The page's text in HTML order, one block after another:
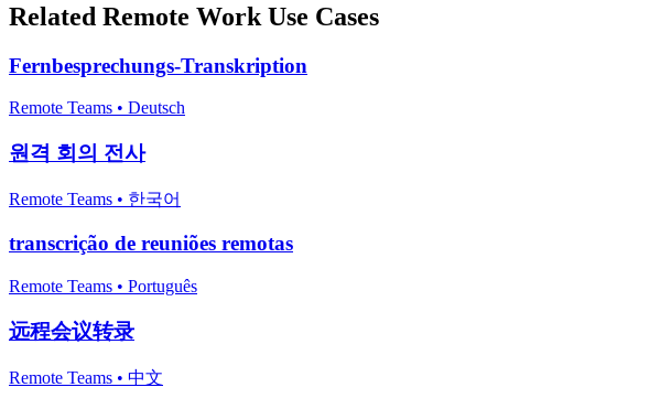
Related Remote Work Use Cases
Fernbesprechungs-Transkription
Remote Teams • Deutsch
원격 회의 전사
Remote Teams • 한국어
transcrição de reuniões remotas
Remote Teams • Português
远程会议转录
Remote Teams • 中文